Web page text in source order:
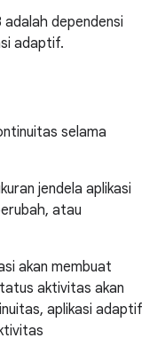
dependensi
adaptif.
selama
jendela aplikasi
atau
akan membuat
aktivitas akan
aplikasi adaptif